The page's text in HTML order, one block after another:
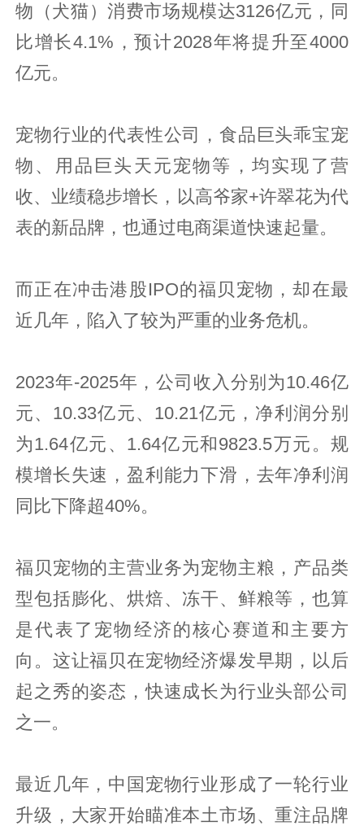
物（犬猫）消费市场规模达3126亿元，同
比增长4.1%，预计2028年将提升至4000
亿元。
宠物行业的代表性公司，食品巨头乖宝宠
物、用品巨头天元宠物等，均实现了营
收、业绩稳步增长，以高爷家+许翠花为代
表的新品牌，也通过电商渠道快速起量。
而正在冲击港股IPO的福贝宠物，却在最
近几年，陷入了较为严重的业务危机。
2023年-2025年，公司收入分别为10.46亿
元、10.33亿元、10.21亿元，净利润分别
为1.64亿元、1.64亿元和9823.5万元。规
模增长失速，盈利能力下滑，去年净利润
同比下降超40%。
福贝宠物的主营业务为宠物主粮，产品类
型包括膨化、烘焙、冻干、鲜粮等，也算
是代表了宠物经济的核心赛道和主要方
向。这让福贝在宠物经济爆发早期，以后
起之秀的姿态，快速成长为行业头部公司
之一。
最近几年，中国宠物行业形成了一轮行业
升级，大家开始瞄准本土市场、重注品牌